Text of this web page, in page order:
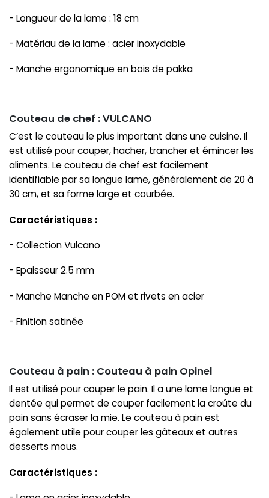
- Longueur de la lame : 18 cm
- Matériau de la lame : acier inoxydable
- Manche ergonomique en bois de pakka
Couteau de chef : VULCANO
C’est le couteau le plus important dans une cuisine. Il
est utilisé pour couper, hacher, trancher et émincer les
aliments. Le couteau de chef est facilement
identifiable par sa longue lame, généralement de 20 à
30 cm, et sa forme large et courbée.
Caractéristiques :
- Collection Vulcano
- Epaisseur 2.5 mm
- Manche Manche en POM et rivets en acier
- Finition satinée
Couteau à pain : Couteau à pain Opinel
Il est utilisé pour couper le pain. Il a une lame longue et
dentée qui permet de couper facilement la croûte du
pain sans écraser la mie. Le couteau à pain est
également utile pour couper les gâteaux et autres
desserts mous.
Caractéristiques :